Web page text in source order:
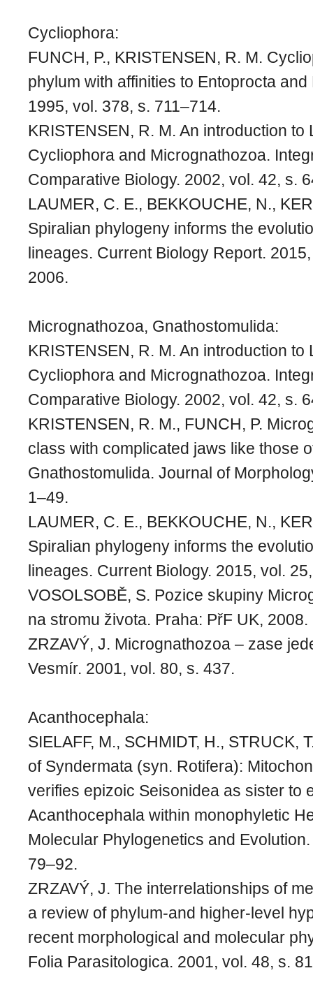
Cycliophora:
FUNCH, P., KRISTENSEN, R. M.
phylum with affinities to Entoprocta
1995, vol. 378, s. 711–714.
KRISTENSEN, R. M. An introduction to
Cycliophora and Micrognathozoa.
Comparative Biology. 2002, vol. 42, s.
LAUMER, C. E., BEKKOUCHE, N.,
Spiralian phylogeny informs the
lineages. Current Biology Report.
2006.
Micrognathozoa, Gnathostomulida:
KRISTENSEN, R. M. An introduction to
Cycliophora and Micrognathozoa.
Comparative Biology. 2002, vol. 42, s.
KRISTENSEN, R. M., FUNCH, P.
class with complicated jaws like those
Gnathostomulida. Journal of
1–49.
LAUMER, C. E., BEKKOUCHE, N.,
Spiralian phylogeny informs the
lineages. Current Biology. 2015, vol.
VOSOLSOBĚ, S. Pozice skupiny
na stromu života. Praha: PřF UK, 2008.
ZRZAVÝ, J. Micrognathozoa – zase
Vesmír. 2001, vol. 80, s. 437.
Acanthocephala:
SIELAFF, M., SCHMIDT, H., STRUCK,
of Syndermata (syn. Rotifera):
verifies epizoic Seisonidea as sister to
Acanthocephala within monophyletic
Molecular Phylogenetics and
79–92.
ZRZAVÝ, J. The interrelationships of
a review of phylum-and higher-level
recent morphological and molecular
Folia Parasitologica. 2001, vol. 48, s.